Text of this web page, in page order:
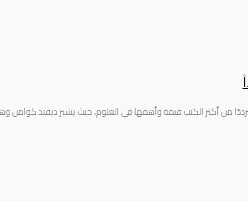
من أكثر الكتب قيمة وأهمها في العلوم، حيث يشير ديفيد